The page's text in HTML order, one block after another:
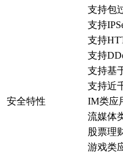
安全特性
支持包
支持
支持
支持
支持基
支持近
IM类应
流媒体
股票理
游戏类